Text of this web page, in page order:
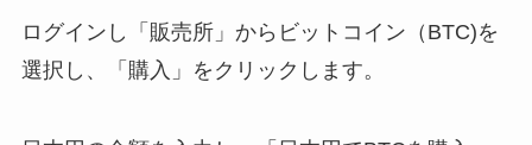
ログインし「販売所」からビットコイン（BTC)を
選択し、「購入」をクリックします。